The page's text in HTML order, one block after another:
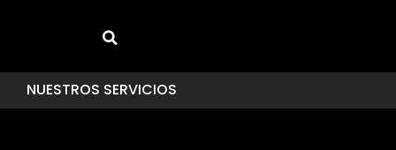
NUESTROS SERVICIOS